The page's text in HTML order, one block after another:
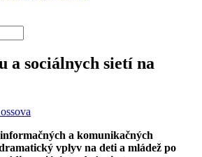
a sociálnych sietí na
a komunikačných
vplyv na deti a mládež po